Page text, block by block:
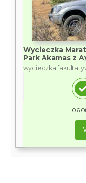
Wycieczka
Park Akamas z
wycieczka